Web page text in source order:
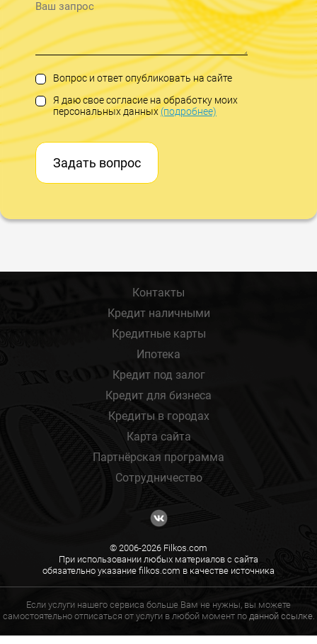
Вопрос и ответ опубликовать на сайте
Я даю свое согласие на обработку моих
персональных данных(подробнее)
Задать вопрос
Контакты
Кредит наличными
Кредитные карты
Ипотека
Кредит под залог
Кредит для бизнеса
Кредиты в городах
Карта сайта
Партнёрская программа
Сотрудничество
© 2006-2026 Filkos.com
При использовании любых материалов с сайта
обязательно указание filkos.com в качестве источника
Если услуги нашего сервиса больше Вам не нужны, вы можете
самостоятельно отписаться от услуги в любой момент по данной ссылке.